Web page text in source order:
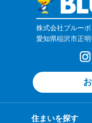
株式会社ブルーボ
愛知県稲沢市正
住まいを探す